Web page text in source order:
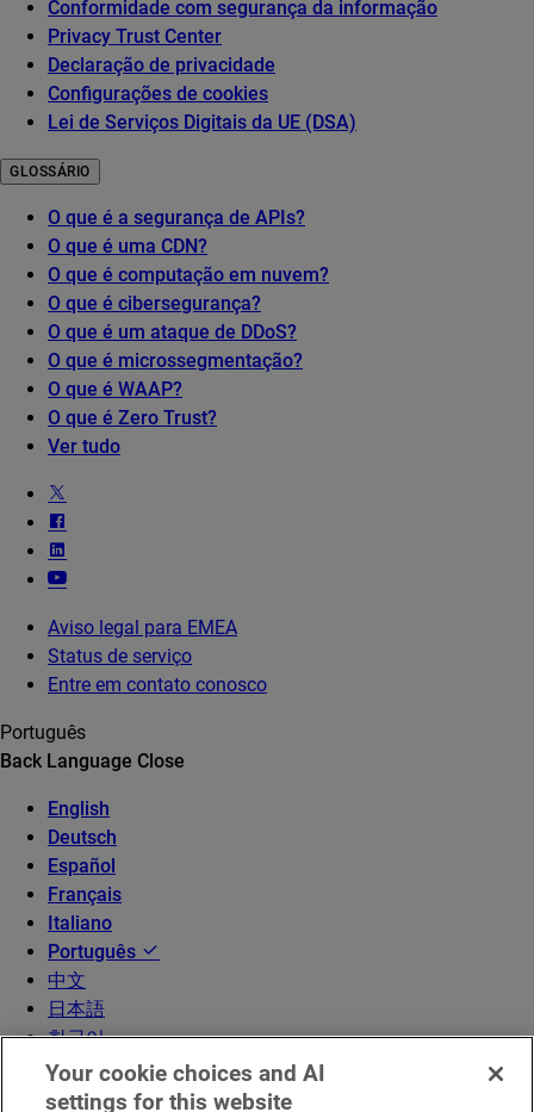
Conformidade com segurança da informação
Privacy Trust Center
Declaração de privacidade
Configurações de cookies
Lei de Serviços Digitais da UE (DSA)
GLOSSÁRIO
O que é a segurança de APIs?
O que é uma CDN?
O que é computação em nuvem?
O que é cibersegurança?
O que é um ataque de DDoS?
O que é microssegmentação?
O que é WAAP?
O que é Zero Trust?
Ver tudo
Aviso legal para EMEA
Status de serviço
Entre em contato conosco
Português
Back Language Close
English
Deutsch
Español
Français
Italiano
Português
中文
日本語
한국어
Your cookie choices and AI
settings for this website